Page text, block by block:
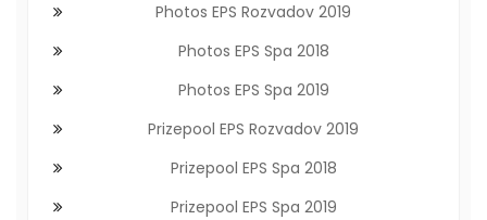
Photos EPS Rozvadov 2019
Photos EPS Spa 2018
Photos EPS Spa 2019
Prizepool EPS Rozvadov 2019
Prizepool EPS Spa 2018
Prizepool EPS Spa 2019